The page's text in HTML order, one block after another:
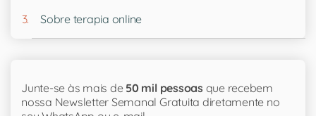
Sobre terapia online
Junte-se às mais de 50 mil pessoas que recebem
nossa Newsletter Semanal Gratuita diretamente no